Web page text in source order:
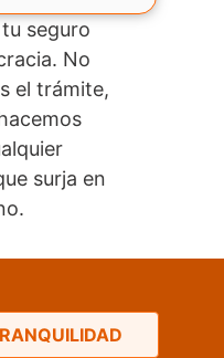
seguro
No
el trámite,
surja en